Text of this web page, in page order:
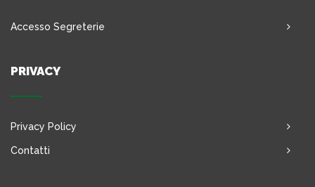
Accesso Segreterie
PRIVACY
Privacy Policy
Contatti